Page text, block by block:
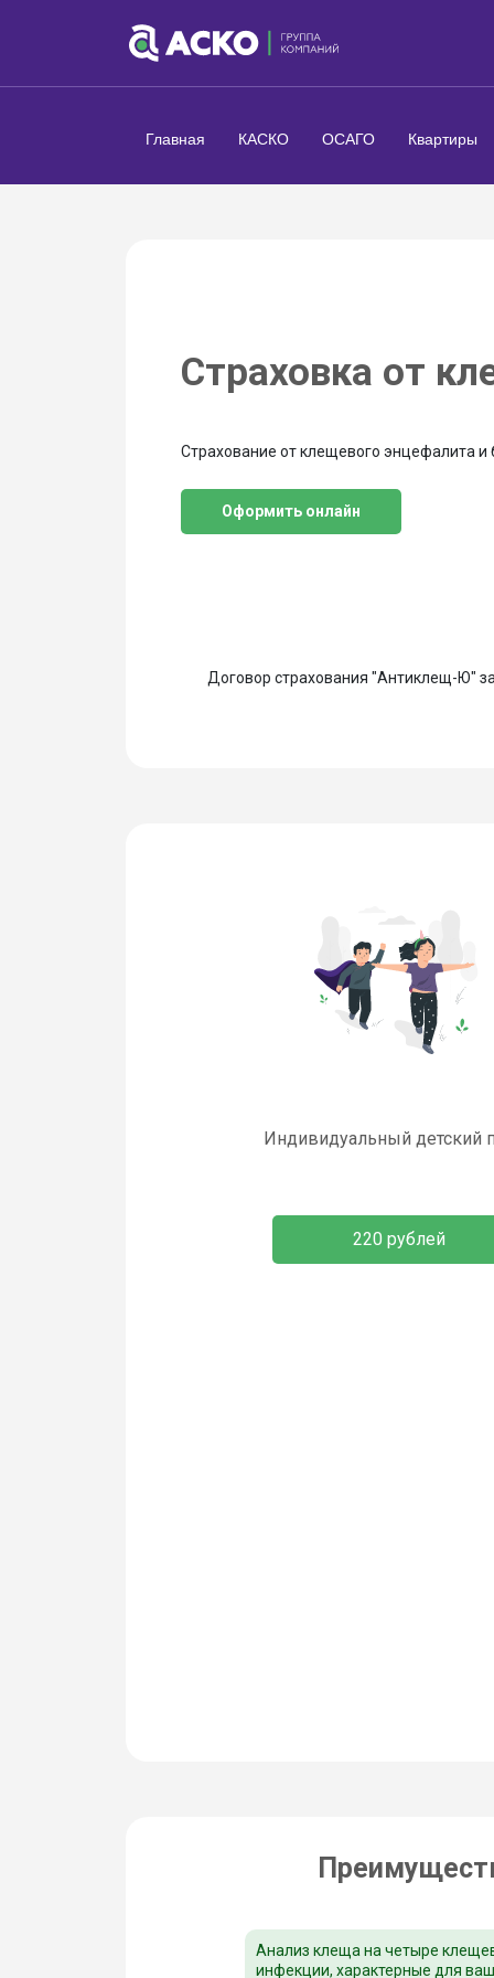
Главная КАСКО ОСАГО Квартиры
Страховка от
Страхование от клещевого энцефалита и
Оформить онлайн
Договор страхования "Антиклещ-Ю"
Индивидуальный детский
220 рублей
Анализ клеща на четыре
инфекции, характерные для